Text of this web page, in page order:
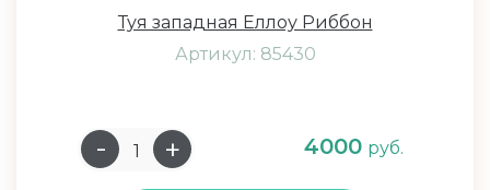
Туя западная Еллоу Риббон
Артикул: 85430
4000 руб.